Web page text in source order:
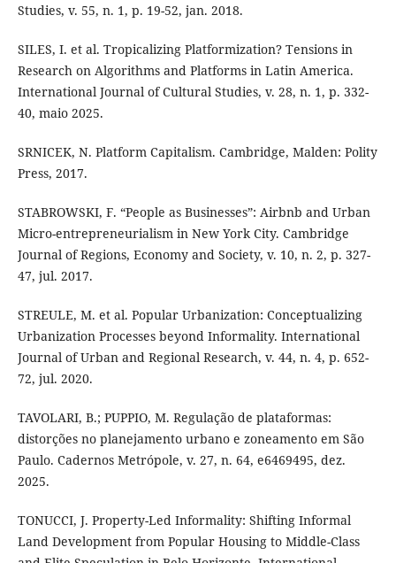
Studies, v. 55, n. 1, p. 19-52, jan. 2018.
SILES, I. et al. Tropicalizing Platformization? Tensions in
Research on Algorithms and Platforms in Latin America.
International Journal of Cultural Studies, v. 28, n. 1, p. 332-
40, maio 2025.
SRNICEK, N. Platform Capitalism. Cambridge, Malden: Polity
Press, 2017.
STABROWSKI, F. “People as Businesses”: Airbnb and Urban
Micro-entrepreneurialism in New York City. Cambridge
Journal of Regions, Economy and Society, v. 10, n. 2, p. 327-
47, jul. 2017.
STREULE, M. et al. Popular Urbanization: Conceptualizing
Urbanization Processes beyond Informality. International
Journal of Urban and Regional Research, v. 44, n. 4, p. 652-
72, jul. 2020.
TAVOLARI, B.; PUPPIO, M. Regulação de plataformas:
distorções no planejamento urbano e zoneamento em São
Paulo. Cadernos Metrópole, v. 27, n. 64, e6469495, dez.
2025.
TONUCCI, J. Property-Led Informality: Shifting Informal
Land Development from Popular Housing to Middle-Class